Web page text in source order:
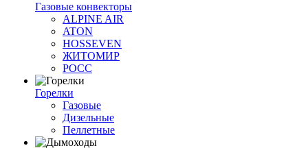
Газовые конвекторы
ALPINE AIR
ATON
HOSSEVEN
ЖИТОМИР
РОСС
Горелки
Газовые
Дизельные
Пеллетные